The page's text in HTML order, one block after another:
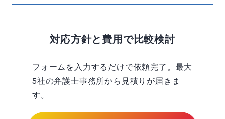
対応方針と費用で比較検討
フォームを入力するだけで依頼完了。最大
5社の弁護士事務所から見積りが届きま
す。